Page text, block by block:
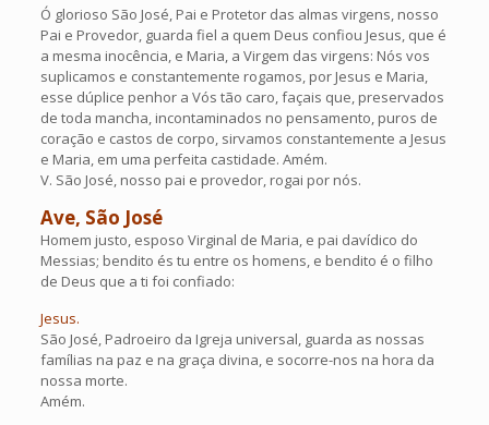
Ó glorioso São José, Pai e Protetor das almas virgens, nosso
Pai e Provedor, guarda fiel a quem Deus confiou Jesus, que é
a mesma inocência, e Maria, a Virgem das virgens: Nós vos
suplicamos e constantemente rogamos, por Jesus e Maria,
esse dúplice penhor a Vós tão caro, façais que, preservados
de toda mancha, incontaminados no pensamento, puros de
coração e castos de corpo, sirvamos constantemente a Jesus
e Maria, em uma perfeita castidade. Amém.
V. São José, nosso pai e provedor, rogai por nós.
Ave, São José
Homem justo, esposo Virginal de Maria, e pai davídico do
Messias; bendito és tu entre os homens, e bendito é o filho
de Deus que a ti foi confiado:
Jesus.
São José, Padroeiro da Igreja universal, guarda as nossas
famílias na paz e na graça divina, e socorre-nos na hora da
nossa morte.
Amém.